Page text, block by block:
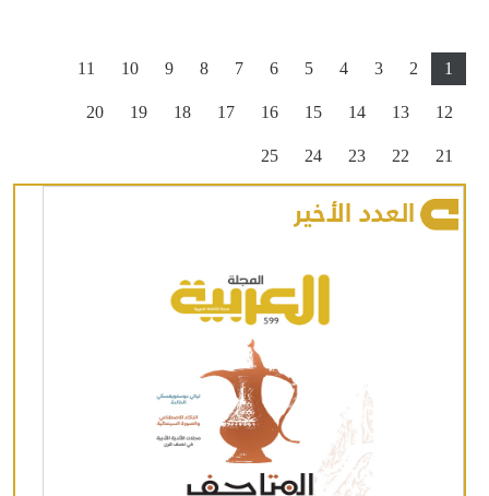
10
11
12
13
14
15
16
17
18
19
20
21
22
23
24
25
العدد الأخير